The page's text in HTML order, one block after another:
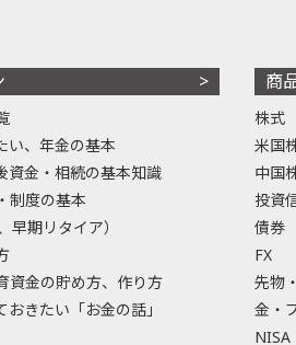
い、年金の基本
資金・相続の基本知識
制度の基本
早期リタイア）
資金の貯め方、作り方
きたい「お金の話」
商
株式
米国
中国
投資
債券
FX
先物
金・
NISA